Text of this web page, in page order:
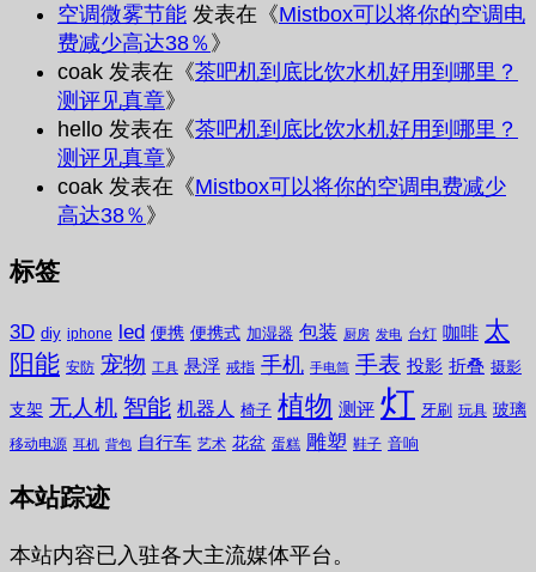
空调微雾节能 发表在《Mistbox可以将你的空调电
费减少高达38％ 》
coak 发表在《茶吧机到底比饮水机好用到哪里？
测评见真章》
hello 发表在《茶吧机到底比饮水机好用到哪里？
测评见真章》
coak 发表在《Mistbox可以将你的空调电费减少
高达38％ 》
标签
3D diy iphone led 便携 便携式 加湿器 包装 厨房 发电 台灯 咖啡 太
阳能 安防 宠物 工具 悬浮 戒指 手机 手电筒 手表 投影 折叠 摄影
支架 无人机 智能 机器人 椅子 植物 测评 灯 牙刷 玩具 玻璃
移动电源 耳机 背包 自行车 艺术 花盆 蛋糕 雕塑 鞋子 音响
本站踪迹
本站内容已入驻各大主流媒体平台。